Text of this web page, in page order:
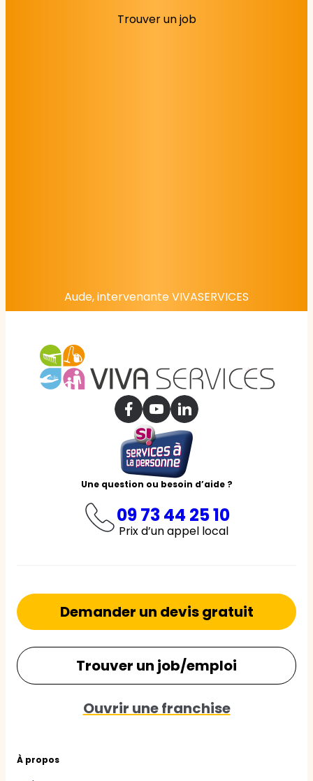
Trouver un job
Aude, intervenante VIVASERVICES
Une question ou besoin d’aide ?
09 73 44 25 10
Prix d’un appel local
À propos
Demander un devis gratuit
Trouver un job/emploi
Ouvrir une franchise